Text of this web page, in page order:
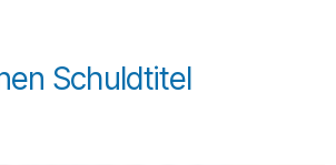
Schuldtitel